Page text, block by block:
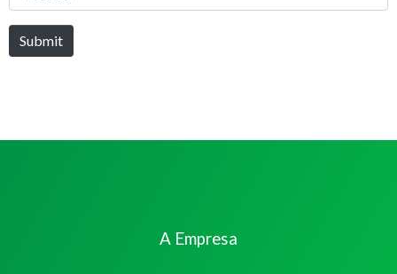
Submit
A Empresa